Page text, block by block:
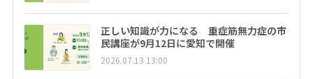
正しい知識が力になる 重症筋無力症の市
民講座が9月12日に愛知で開催
2026.07.13 13:00